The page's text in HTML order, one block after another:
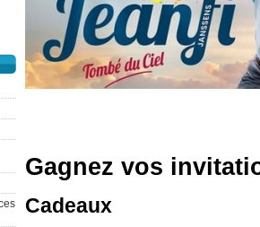
Gagnez vos
Cadeaux